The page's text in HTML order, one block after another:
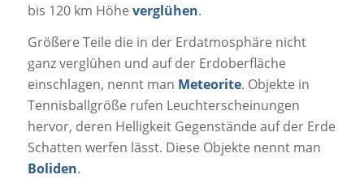
bis 120 km Höhe verglühen.
Größere Teile die in der Erdatmosphäre nicht
ganz verglühen und auf der Erdoberfläche
einschlagen, nennt man Meteorite. Objekte in
Tennisballgröße rufen Leuchterscheinungen
hervor, deren Helligkeit Gegenstände auf der Erde
Schatten werfen lässt. Diese Objekte nennt man
Boliden.